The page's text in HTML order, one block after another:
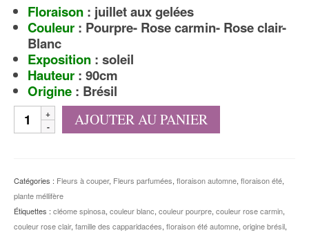
Floraison : juillet aux gelées
Couleur : Pourpre- Rose carmin- Rose clair-
Blanc
Exposition : soleil
Hauteur : 90cm
Origine : Brésil
quantité
de
AJOUTER AU PANIER
Catégories : Fleurs à couper, Fleurs parfumées, floraison automne, floraison été,
plante méllifère
Étiquettes : cléome spinosa, couleur blanc, couleur pourpre, couleur rose carmin,
couleur rose clair, famille des capparidacées, floraison été automne, origine brésil,